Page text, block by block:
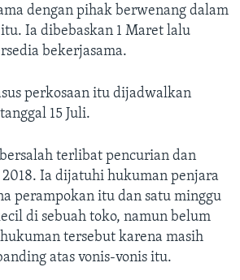
dengan pihak berwenang dalam
Ia dibebaskan 1 Maret lalu
bekerjasama.
perkosaan itu dijadwalkan
15 Juli.
terlibat pencurian dan
Ia dijatuhi hukuman penjara
perampokan itu dan satu minggu
di sebuah toko, namun belum
tersebut karena masih
atas vonis-vonis itu.